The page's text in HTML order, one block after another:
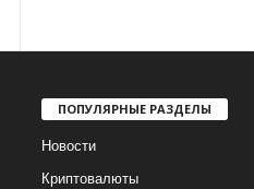
ПОПУЛЯРНЫЕ РАЗДЕЛЫ
Новости
Криптовалюты